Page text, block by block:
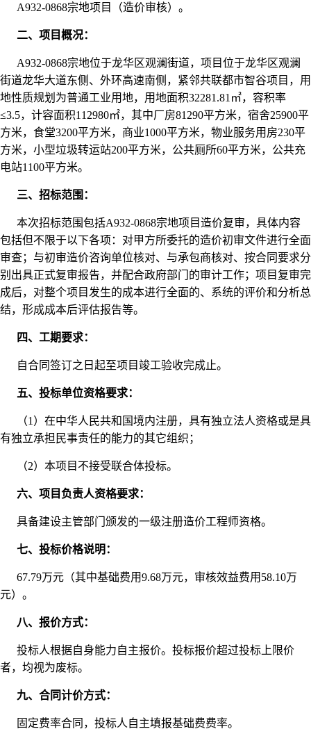
A932-0868宗地项目（造价审核）。
二、项目概况：
A932-0868宗地位于龙华区观澜街道，项目位于龙华区观澜
街道龙华大道东侧、外环高速南侧，紧邻共联都市智谷项目，用
地性质规划为普通工业用地，用地面积32281.81㎡，容积率
≤3.5，计容面积112980㎡，其中厂房81290平方米，宿舍25900平
方米，食堂3200平方米，商业1000平方米，物业服务用房230平
方米，小型垃圾转运站200平方米，公共厕所60平方米，公共充
电站1100平方米。
三、招标范围：
本次招标范围包括A932-0868宗地项目造价复审，具体内容
包括但不限于以下各项：对甲方所委托的造价初审文件进行全面
审查；与初审造价咨询单位核对、与承包商核对、按合同要求分
别出具正式复审报告，并配合政府部门的审计工作；项目复审完
成后，对整个项目发生的成本进行全面的、系统的评价和分析总
结，形成成本后评估报告等。
四、工期要求：
自合同签订之日起至项目竣工验收完成止。
五、投标单位资格要求：
（1）在中华人民共和国境内注册，具有独立法人资格或是具
有独立承担民事责任的能力的其它组织；
（2）本项目不接受联合体投标。
六、项目负责人资格要求：
具备建设主管部门颁发的一级注册造价工程师资格。
七、投标价格说明：
67.79万元（其中基础费用9.68万元，审核效益费用58.10万
元）。
八、报价方式：
投标人根据自身能力自主报价。投标报价超过投标上限价
者，均视为废标。
九、合同计价方式：
固定费率合同，投标人自主填报基础费费率。